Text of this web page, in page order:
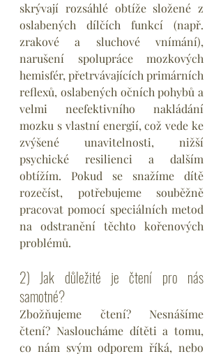
skrývají rozsáhlé obtíže složené z
oslabených dílčích funkcí (např.
zrakové a sluchové vnímání),
narušení spolupráce mozkových
hemisfér, přetrvávajících primárních
reflexů, oslabených očních pohybů a
velmi neefektivního nakládání
mozku s vlastní energií, což vede ke
zvýšené unavitelnosti, nižší
psychické resilienci a dalším
obtížím. Pokud se snažíme dítě
rozečíst, potřebujeme souběžně
pracovat pomocí speciálních metod
na odstranění těchto kořenových
problémů.
2) Jak důležité je čtení pro nás
samotné?
Zbožňujeme čtení? Nesnášíme
čtení? Nasloucháme dítěti a tomu,
co nám svým odporem říká, nebo